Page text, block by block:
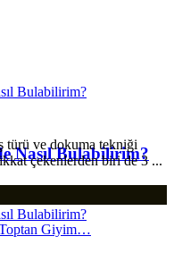
Nasıl Bulabilirim?
türü ve dokuma tekniği
çekenlerden biri de 3 ...